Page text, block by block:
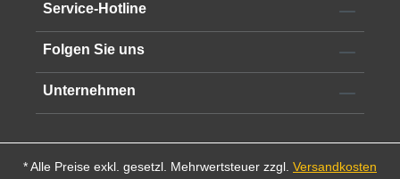
Service-Hotline
Folgen Sie uns
Unternehmen
* Alle Preise exkl. gesetzl. Mehrwertsteuer zzgl. Versandkosten